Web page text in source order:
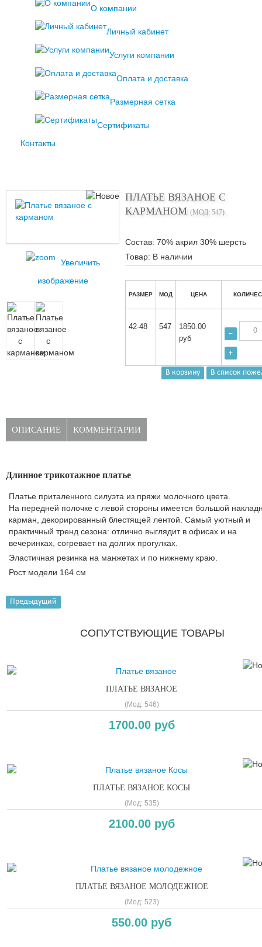
О компании
Личный кабинет
Услуги компании
Оплата и доставка
Размерная сетка
Сертификаты
Контакты
Увеличить
изображение
ПЛАТЬЕ ВЯЗАНОЕ С
КАРМАНОМ(МОД:547)
Состав:70% акрил 30% шерсть
Товар: В наличии
РАЗМЕР МОД ЦЕНА
42-48 547
1850.00
руб
−
+
ОПИСАНИЕ КОММЕНТАРИИ
Длинное трикотажное платье
Платье приталенного силуэта из пряжи молочного цвета.
На передней полочке с левой стороны имеется большой
карман, декорированный блестящей лентой. Самый уютный и
практичный тренд сезона: отлично выглядит в офисах и на
вечеринках, согревает на долгих прогулках.
Эластичная резинка на манжетах и по нижнему краю.
Рост модели 164 см
Предыдущий
СОПУТСТВУЮЩИЕ ТОВАРЫ
ПЛАТЬЕ ВЯЗАНОЕ
(Мод: 546)
1700.00 руб
ПЛАТЬЕ ВЯЗАНОЕ КОСЫ
(Мод: 535)
2100.00 руб
ПЛАТЬЕ ВЯЗАНОЕ МОЛОДЕЖНОЕ
(Мод: 523)
550.00 руб